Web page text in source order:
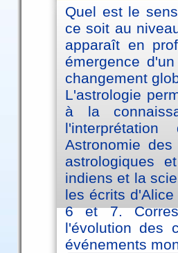
Quel est le
ce soit au
apparaît en
émergence
changement
L'astrologie
à la
Astronomie
astrologiques
indiens et la
les écrits
6 et 7.
l'évolution des
événements